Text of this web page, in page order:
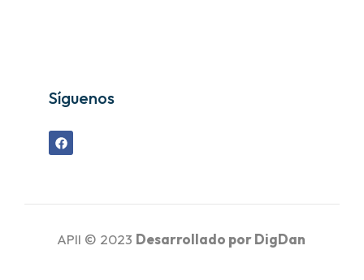
Síguenos
APII © 2023 Desarrollado porDigDan